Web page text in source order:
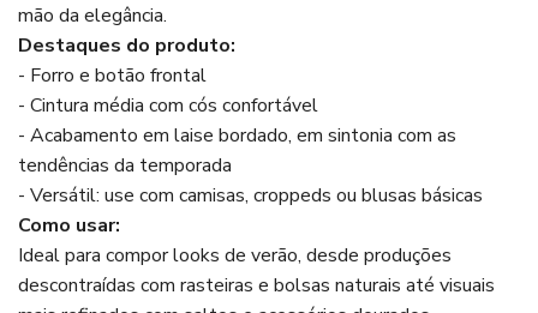
mão da elegância.
Destaques do produto:
- Forro e botão frontal
- Cintura média com cós confortável
- Acabamento em laise bordado, em sintonia com as
tendências da temporada
- Versátil: use com camisas, croppeds ou blusas básicas
Como usar:
Ideal para compor looks de verão, desde produções
descontraídas com rasteiras e bolsas naturais até visuais